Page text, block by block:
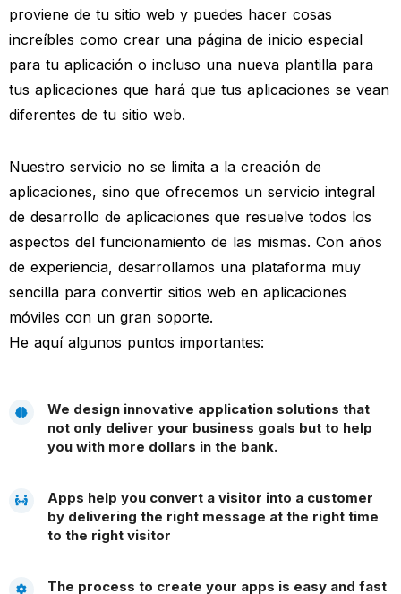
proviene de tu sitio web y puedes hacer cosas
increíbles como crear una página de inicio especial
para tu aplicación o incluso una nueva plantilla para
tus aplicaciones que hará que tus aplicaciones se vean
diferentes de tu sitio web.
Nuestro servicio no se limita a la creación de
aplicaciones, sino que ofrecemos un servicio integral
de desarrollo de aplicaciones que resuelve todos los
aspectos del funcionamiento de las mismas. Con años
de experiencia, desarrollamos una plataforma muy
sencilla para convertir sitios web en aplicaciones
móviles con un gran soporte.
He aquí algunos puntos importantes:
We design innovative application solutions that
not only deliver your business goals but to help
you with more dollars in the bank.
Apps help you convert a visitor into a customer
by delivering the right message at the right time
to the right visitor
The process to create your apps is easy and fast